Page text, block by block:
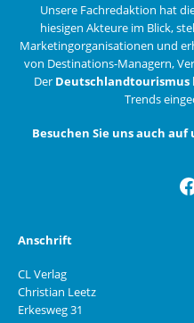
Unsere Fachredaktion hat
hiesigen Akteure im Blick,
Marketingorganisationen und
von Destinations-Managern,
Der Deutschlandtourismus
Trends
Besuchen Sie uns auch
Anschrift
CL Verlag
Christian Leetz
Erkesweg 31